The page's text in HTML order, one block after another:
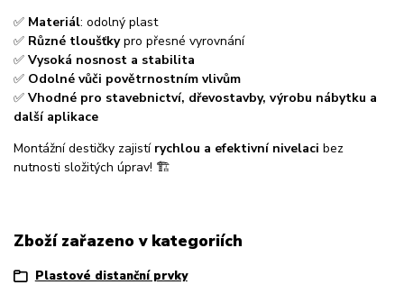
✅ Materiál: odolný plast
✅ Různé tloušťkypro přesné vyrovnání
✅ Vysoká nosnost a stabilita
✅ Odolné vůči povětrnostním vlivům
✅ Vhodné pro stavebnictví, dřevostavby, výrobu nábytku a
další aplikace
Montážní destičky zajistí rychlou a efektivní nivelaci bez
nutnosti složitých úprav! 🏗️
Zboží zařazeno v kategoriích
Plastové distanční prvky